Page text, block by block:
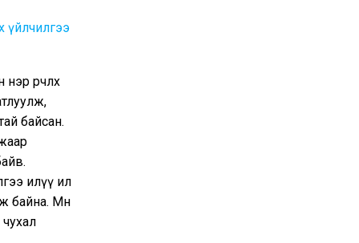
үйлчилгээ
өөрчлөх
байсан.
илүү ил
байна. Мөн